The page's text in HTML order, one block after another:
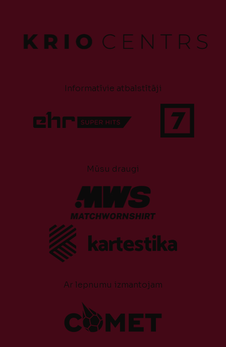
Informatīvie atbalstītāji
Mūsu draugi
Ar lepnumu izmantojam